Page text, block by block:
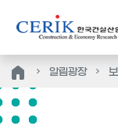
home 알림광장